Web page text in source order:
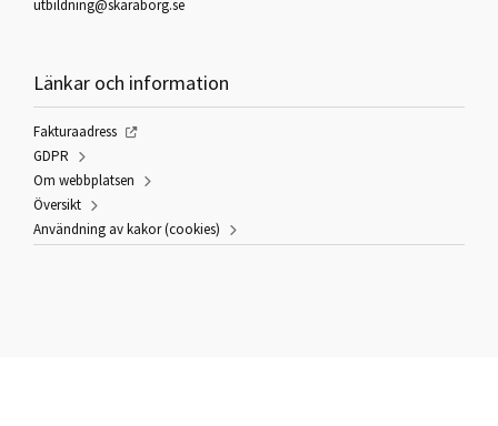
utbildning@skaraborg.se
Länkar och information
Fakturaadress
GDPR
Om webbplatsen
Översikt
Användning av kakor (cookies)